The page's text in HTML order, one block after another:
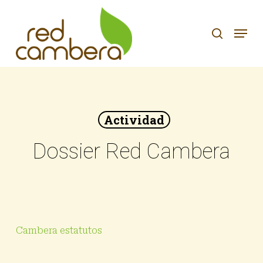
content
Menu
Actividad
Dossier Red Cambera
Cambera estatutos